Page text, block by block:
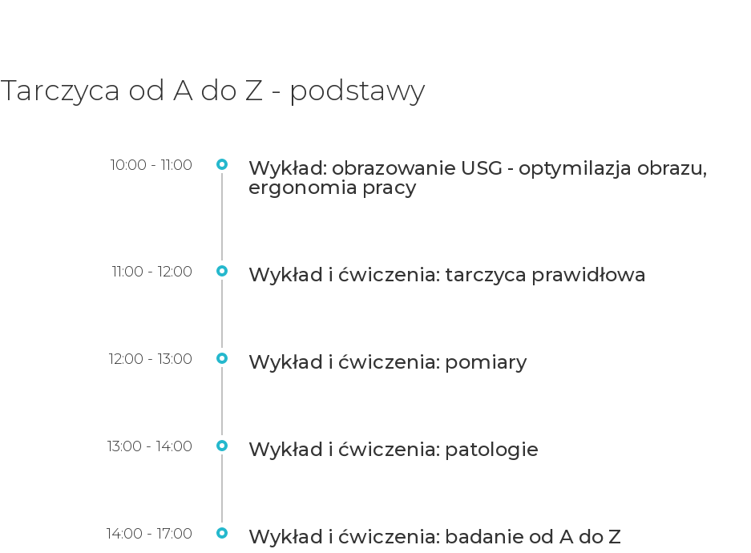
Tarczyca od A do Z - podstawy
10:00 - 11:00
Wykład: obrazowanie USG - optymilazja obrazu,
ergonomia pracy
11:00 - 12:00 Wykład i ćwiczenia: tarczyca prawidłowa
12:00 - 13:00 Wykład i ćwiczenia: pomiary
13:00 - 14:00 Wykład i ćwiczenia: patologie
14:00 - 17:00 Wykład i ćwiczenia: badanie od A do Z